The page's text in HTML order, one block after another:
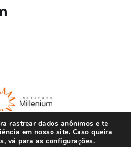
rastrear dados anônimos e te
em nosso site. Caso queira
vá para as configurações.